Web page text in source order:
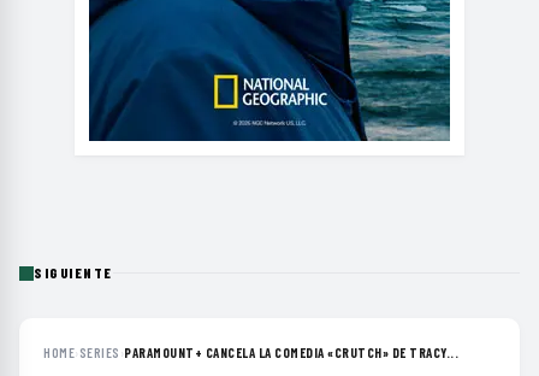
SIGUIENTE
HOME› SERIES ›PARAMOUNT+ CANCELA LA COMEDIA «CRUTCH» DE TRACY...